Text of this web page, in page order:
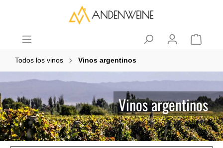
Todos los vinos Vinos argentinos
Vinos argentinos